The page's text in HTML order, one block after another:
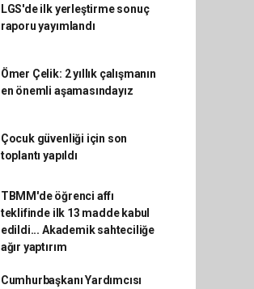
LGS'de ilk yerleştirme sonuç
raporu yayımlandı
Ömer Çelik: 2 yıllık çalışmanın
en önemli aşamasındayız
Çocuk güvenliği için son
toplantı yapıldı
TBMM'de öğrenci affı
teklifinde ilk 13 madde kabul
edildi... Akademik sahteciliğe
ağır yaptırım
Cumhurbaşkanı Yardımcısı